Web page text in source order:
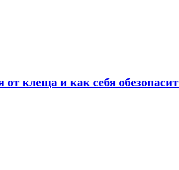
от клеща и как себя